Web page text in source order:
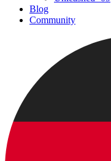
Blog
Community